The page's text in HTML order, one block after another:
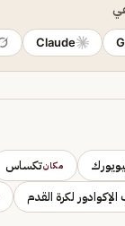
Claude
مكانتكساس
لكرة القدم